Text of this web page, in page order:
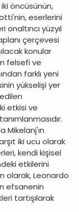
öncüsünün,
eserlerini
yüzyıl
çerçevesi
konular
felsefi ve
farklı yeni
yükselişi yer
etkisi ve
Mikelanj'ın
iki ucu olarak
kendi kişisel
etkilerini
olarak, Leonardo
efsanenin
tartışılarak